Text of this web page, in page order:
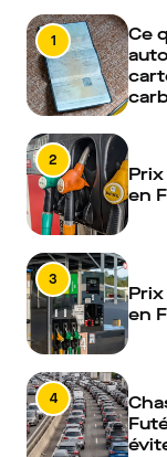
1
Ce
2
en
3
en
4